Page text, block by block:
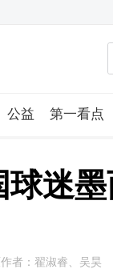
公益 第一看点
球迷
作者：翟淑睿、吴昊